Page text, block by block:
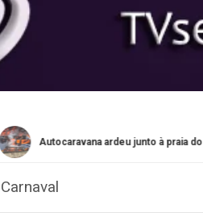
à praia do Cabo do Mundo em Matosinhos